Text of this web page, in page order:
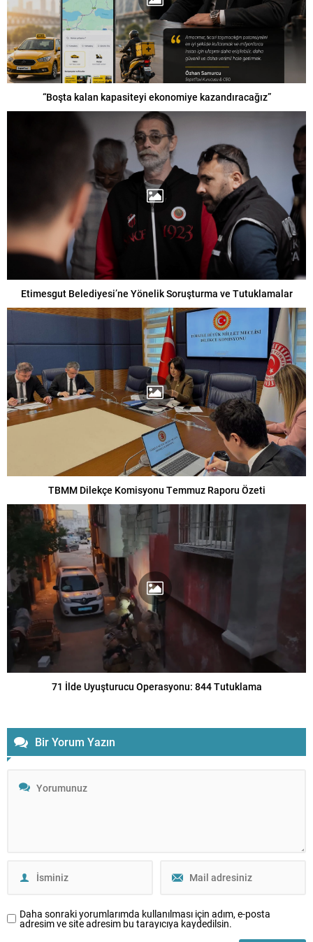
“Boşta kalan kapasiteyi ekonomiye kazandıracağız”
Etimesgut Belediyesi’ne Yönelik Soruşturma ve Tutuklamalar
TBMM Dilekçe Komisyonu Temmuz Raporu Özeti
71 İlde Uyuşturucu Operasyonu: 844 Tutuklama
Bir Yorum Yazın
Daha sonraki yorumlarımda kullanılması için adım, e-posta
adresim ve site adresim bu tarayıcıya kaydedilsin.